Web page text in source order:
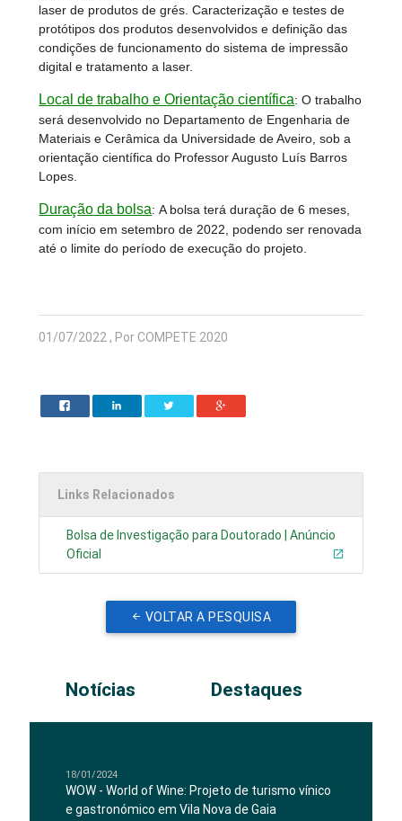
laser de produtos de grés. Caracterização e testes de
protótipos dos produtos desenvolvidos e definição das
condições de funcionamento do sistema de impressão
digital e tratamento a laser.
Local de trabalho e Orientação científica:O trabalho
será desenvolvido no Departamento de Engenharia de
Materiais e Cerâmica da Universidade de Aveiro, sob a
orientação científica do Professor Augusto Luís Barros
Lopes.
Duração da bolsa:A bolsa terá duração de 6 meses,
com início em setembro de 2022, podendo ser renovada
até o limite do período de execução do projeto.
01/07/2022 , Por COMPETE 2020
Links Relacionados
Bolsa de Investigação para Doutorado | Anúncio
Oficial
VOLTAR A PESQUISA
Notícias Destaques
18/01/2024
WOW - World of Wine: Projeto de turismo vínico
e gastronómico em Vila Nova de Gaia